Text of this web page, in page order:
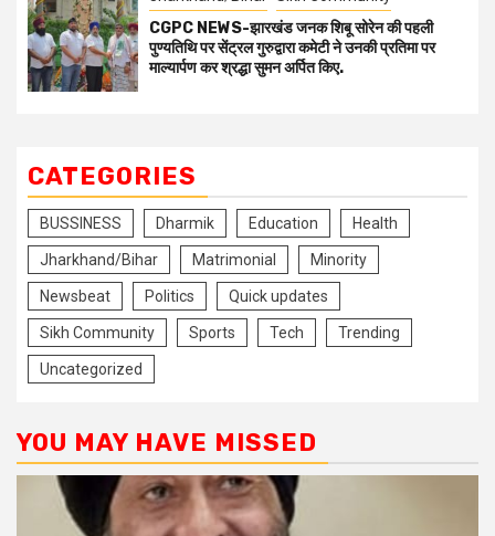
CGPC NEWS-झारखंड जनक शिबू सोरेन की पहली
पुण्यतिथि पर सेंट्रल गुरुद्वारा कमेटी ने उनकी प्रतिमा पर
माल्यार्पण कर श्रद्धा सुमन अर्पित किए.
CATEGORIES
BUSSINESS Dharmik Education Health
Jharkhand/Bihar Matrimonial Minority
Newsbeat Politics Quick updates
Sikh Community Sports Tech Trending
Uncategorized
YOU MAY HAVE MISSED